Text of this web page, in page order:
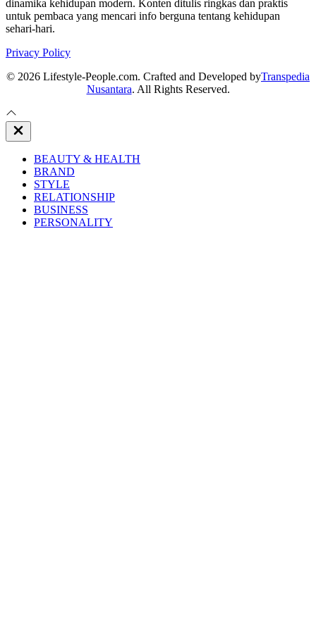
dinamika kehidupan modern. Konten ditulis ringkas dan praktis
untuk pembaca yang mencari info berguna tentang kehidupan
sehari-hari.
Privacy Policy
© 2026 Lifestyle-People.com. Crafted and Developed byTranspedia
Nusantara. All Rights Reserved.
Close
Off
BEAUTY & HEALTH
BRAND
STYLE
RELATIONSHIP
BUSINESS
PERSONALITY